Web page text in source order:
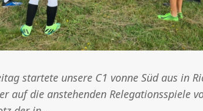
startete unsere C1 vonne Süd aus in
auf die anstehenden Relegationsspiele